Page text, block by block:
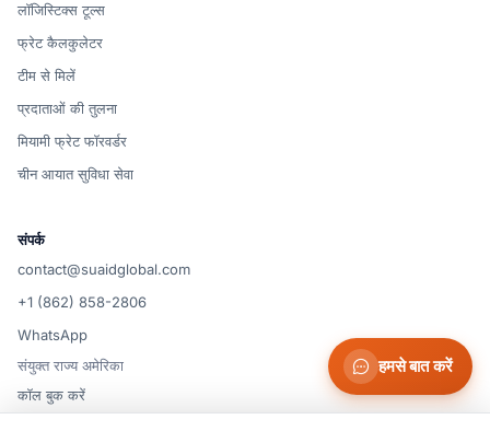
लॉजिस्टिक्स टूल्स
फ्रेट कैलकुलेटर
टीम से मिलें
प्रदाताओं की तुलना
मियामी फ्रेट फॉरवर्डर
चीन आयात सुविधा सेवा
संपर्क
contact@suaidglobal.com
+1 (862) 858-2806
WhatsApp
संयुक्त राज्य अमेरिका
कॉल बुक करें
हमसे बात करें